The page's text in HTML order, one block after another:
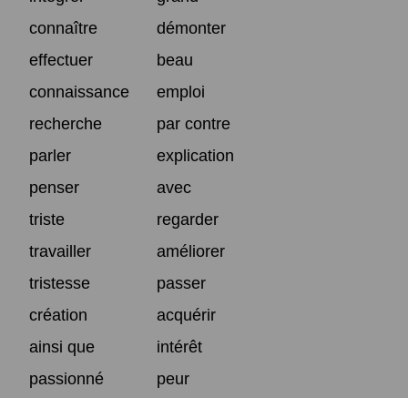
connaître
démonter
effectuer
beau
connaissance
emploi
recherche
par contre
parler
explication
penser
avec
triste
regarder
travailler
améliorer
tristesse
passer
création
acquérir
ainsi que
intérêt
passionné
peur